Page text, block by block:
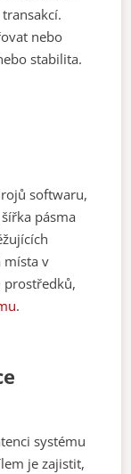
nebo
stabilita.
softwaru,
pásma
místa v
prostředků,
.
systému
je zajistit,